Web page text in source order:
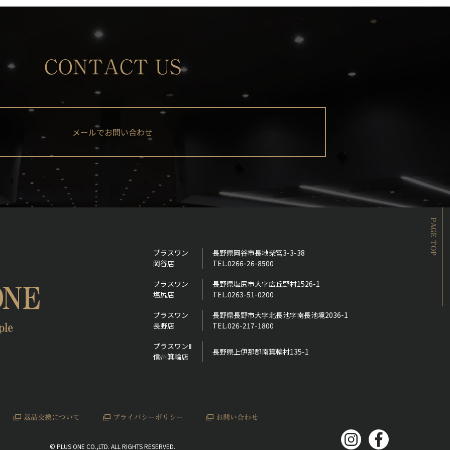
CONTACT US
メールでお問い合わせ
PAGE TOP
プラスワン
岡谷店
長野県岡谷市長地柴宮3-3-38
TEL.0266-26-8500
プラスワン
塩尻店
長野県塩尻市大字広丘野村1526-1
TEL.0263-51-0200
プラスワン
長野店
長野県長野市大字北長池字南長池境2036-1
TEL.026-217-1800
プラスワンⅡ
信州箕輪店
長野県上伊那郡南箕輪村135-1
返品交換について プライバシーポリシー お問い合わせ
© PLUS ONE CO.,LTD. ALL RIGHTS RESERVED.